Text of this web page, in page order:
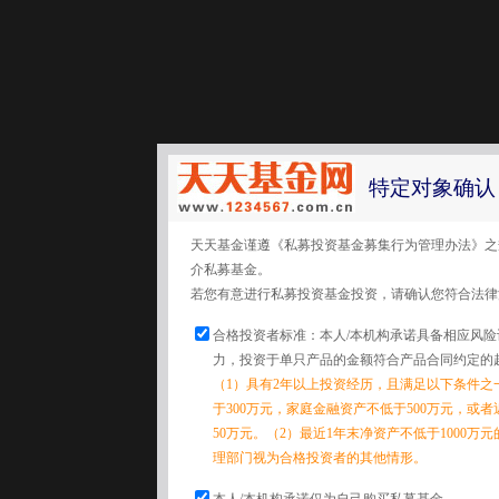
特定对象确认
天天基金谨遵《私募投资基金募集行为管理办法》
介私募基金。
若您有意进行私募投资基金投资，请确认您符合法
合格投资者标准：本人/本机构承诺具备相应风
力，投资于单只产品的金额符合产品合同约定的
（1）具有2年以上投资经历，且满足以下条件
于300万元，家庭金融资产不低于500万元，或
50万元。（2）最近1年末净资产不低于1000万
理部门视为合格投资者的其他情形。